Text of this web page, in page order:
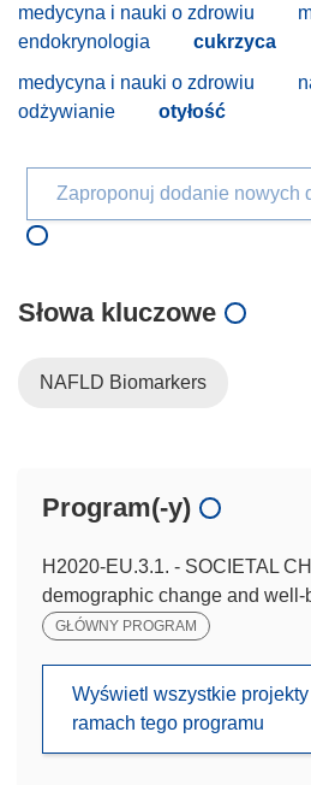
medycyna i nauki o zdrowiu
endokrynologia
cukrzyca
medycyna i nauki o zdrowiu
odżywianie
otyłość
Zaproponuj dodanie nowych
Słowa kluczowe
NAFLD Biomarkers
Program(-y)
H2020-EU.3.1. - SOCIETAL
demographic change and well-
GŁÓWNY PROGRAM
Wyświetl wszystkie
ramach tego programu